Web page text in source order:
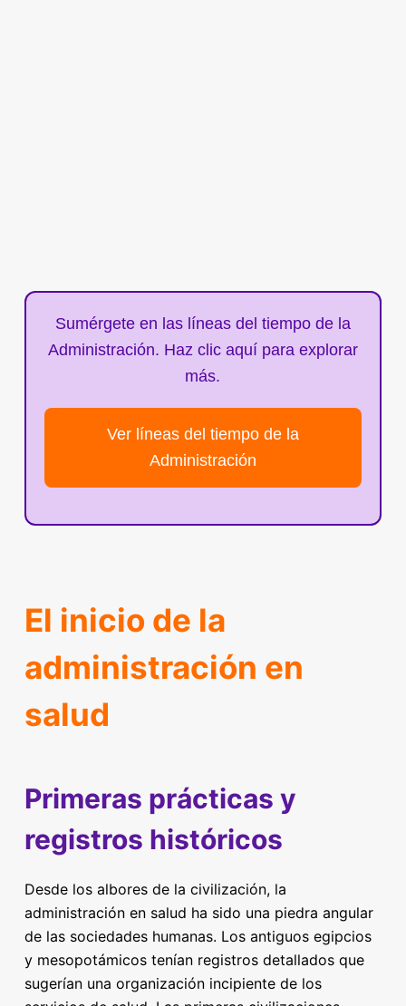
Sumérgete en las líneas del tiempo de la
Administración. Haz clic aquí para explorar
más.
Ver líneas del tiempo de la
Administración
El inicio de la
administración en
salud
Primeras prácticas y
registros históricos
Desde los albores de la civilización, la
administración en salud ha sido una piedra angular
de las sociedades humanas. Los antiguos egipcios
y mesopotámicos tenían registros detallados que
sugerían una organización incipiente de los